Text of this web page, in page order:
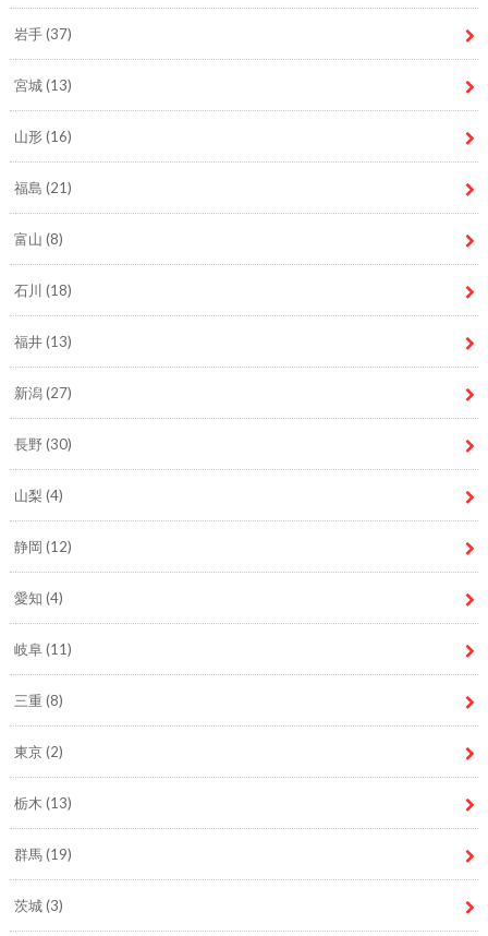
岩手(37)
宮城(13)
山形(16)
福島 (21)
富山 (8)
石川 (18)
福井(13)
新潟(27)
長野(30)
山梨 (4)
静岡 (12)
愛知 (4)
岐阜(11)
三重 (8)
東京(2)
栃木 (13)
群馬(19)
茨城(3)